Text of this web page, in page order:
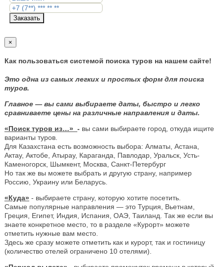
Заказать
×
Как пользоваться системой поиска туров на нашем сайте!
Это одна из самых легких и простых форм для поиска
туров.
Главное — вы сами выбираете даты, быстро и легко
сравниваете цены на различные направления и даты.
«Поиск туров из…» - вы сами выбираете город, откуда ищите
варианты туров.
Для Казахстана есть возможность выбора: Алматы, Астана,
Актау, Актобе, Атырау, Караганда, Павлодар, Уральск, Усть-
Каменогорск, Шымкент, Москва, Санкт-Петербург
Но так же вы можете выбрать и другую страну, например
Россию, Украину или Беларусь.
«Куда» - выбираете страну, которую хотите посетить.
Самые популярные направления — это Турция, Вьетнам,
Греция, Египет, Индия, Испания, ОАЭ, Таиланд. Так же если вы
знаете конкретное место, то в разделе «Курорт» можете
отметить нужные вам место.
Здесь же сразу можете отметить как и курорт, так и гостиницу
(количество отелей ограничено 10 отелями).